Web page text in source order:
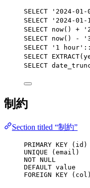
SELECT ' 2024-01-
SELECT
' 2024-01-
SELECT now() + '
SELECT now() - '
SELECT
' 1 hour '
SELECT EXTRACT(
SELECT
制約
Section titled “制約”
PRIMARY KEY (id)
UNIQUE (email)
NOT NULL
DEFAULT value
FOREIGN KEY